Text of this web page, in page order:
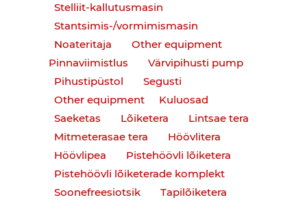
Stelliit-kallutusmasin
Stantsimis-/vormimismasin
Noateritaja
Other equipment
Pinnaviimistlus
Värvipihusti pump
Pihustipüstol
Segusti
Other equipment
Kuluosad
Saeketas
Lõiketera
Lintsae tera
Mitmeterasae tera
Höövlitera
Höövlipea
Pistehöövli lõiketera
Pistehöövli lõiketerade komplekt
Soonefreesiotsik
Tapilõiketera